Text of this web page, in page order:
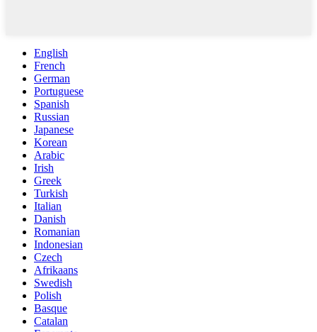
English
French
German
Portuguese
Spanish
Russian
Japanese
Korean
Arabic
Irish
Greek
Turkish
Italian
Danish
Romanian
Indonesian
Czech
Afrikaans
Swedish
Polish
Basque
Catalan